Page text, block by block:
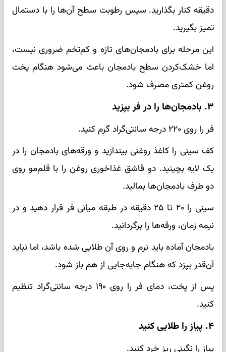
دقیقه کنار بگذارید. سپس رطوبت سطح آن‌ها را با دستمال
تمیز بگیرید.
این مرحله برای بادمجان‌های تازه و کم‌تخم ضروری نیست،
اما خشک‌کردن سطح بادمجان باعث می‌شود هنگام پخت
روغن کمتری مصرف شود.
۳. بادمجان‌ها را در فر بپزید
فر را روی ۲۲۰ درجه سانتی‌گراد گرم کنید.
کف سینی را کاغذ روغنی بیندازید و ورقه‌های بادمجان را در
یک لایه بچینید. دو قاشق غذاخوری روغن را با قلم‌مو روی
دو طرف بادمجان‌ها بمالید.
سینی را ۲۰ تا ۲۵ دقیقه در طبقه میانی فر قرار دهید و در
نیمه زمان، ورقه‌ها را برگردانید.
بادمجان آماده باید نرم و روی آن طلایی شده باشد، اما نباید
آن‌قدر بپزد که هنگام جابه‌جایی از هم باز شود.
پس از پخت، دمای فر را روی ۱۹۰ درجه سانتی‌گراد تنظیم
کنید.
۴. پیاز را طلایی کنید
پیاز را نگینی ریز خرد کنید.